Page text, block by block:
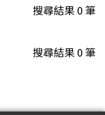
搜尋結果0筆
搜尋結果0筆